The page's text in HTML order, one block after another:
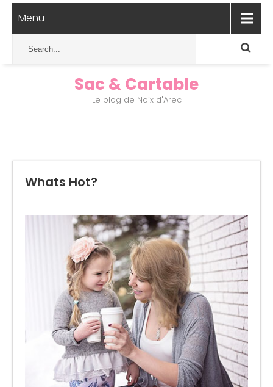
Menu
Sac & Cartable
Le blog de Noix d'Arec
Whats Hot?